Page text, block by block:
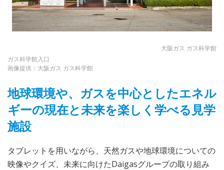
大阪ガス ガス科学館
ガス科学館入口
画像提供：大阪ガス ガス科学館
地球環境や、ガスを中心としたエネル
ギーの現在と未来を楽しく学べる見学
施設
タブレットを用いながら、天然ガスや地球環境についての
映像やクイズ、未来に向けたDaigasグループの取り組み